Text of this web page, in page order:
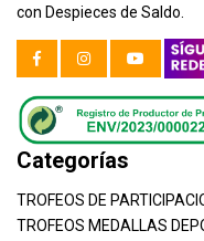
con Despieces de Saldo.
Categorías
TROFEOS DE
TROFEOS MEDALLAS